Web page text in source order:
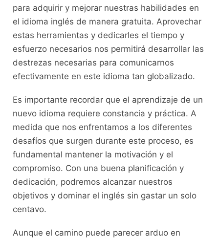
para adquirir y mejorar nuestras habilidades en
el idioma inglés de manera gratuita. ‍Aprovechar
⁣estas herramientas ​y dedicarles el‍ tiempo y
esfuerzo necesarios ⁢nos‍ permitirá desarrollar⁢ las⁣
destrezas necesarias para comunicarnos
efectivamente en este ⁢idioma tan globalizado.
Es importante recordar que ‌el aprendizaje de un
nuevo idioma requiere constancia y práctica.‌ A
medida que nos enfrentamos ⁤a los diferentes
desafíos ​que surgen durante‌ este proceso, es
fundamental‍ mantener‍ la motivación y el
compromiso. Con ⁣una buena⁣ planificación y
‌dedicación, podremos alcanzar nuestros
objetivos​ y dominar el inglés ⁤sin ‍gastar un solo
centavo.
Aunque el camino puede parecer arduo ⁣en